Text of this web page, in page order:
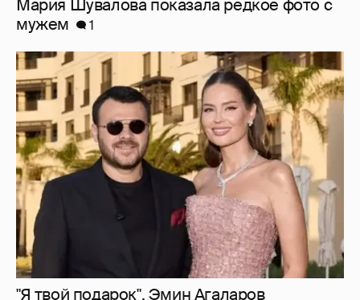
"Я твой подарок". Эмин Агаларов
поздравил с днём рождения жену Алёну
Гаврилову
4